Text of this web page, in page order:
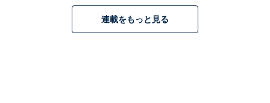
連載をもっと見る